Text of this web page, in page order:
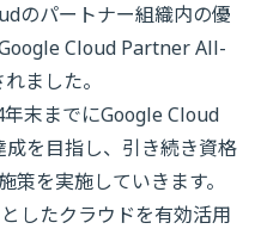
のパートナー組織内の優
Cloud Partner All-
ました。
末までにGoogle Cloud
を目指し、引き続き資格
を実施していきます。
したクラウドを有効活用